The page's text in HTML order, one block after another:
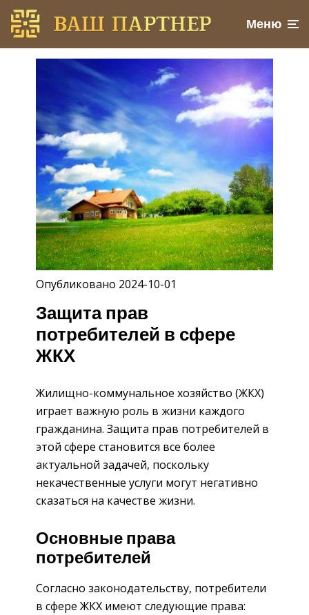
Меню
Опубликовано 2024-10-01
Защита прав
потребителей в сфере
ЖКХ
Жилищно-коммунальное хозяйство (ЖКХ)
играет важную роль в жизни каждого
гражданина. Защита прав потребителей в
этой сфере становится все более
актуальной задачей, поскольку
некачественные услуги могут негативно
сказаться на качестве жизни.
Основные права
потребителей
Согласно законодательству, потребители
в сфере ЖКХ имеют следующие права: